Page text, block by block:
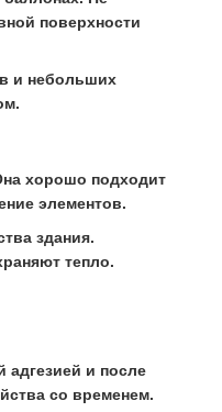
поверхности
и небольших
хорошо подходит
элементов.
здания.
тепло.
адгезией и после
со временем.